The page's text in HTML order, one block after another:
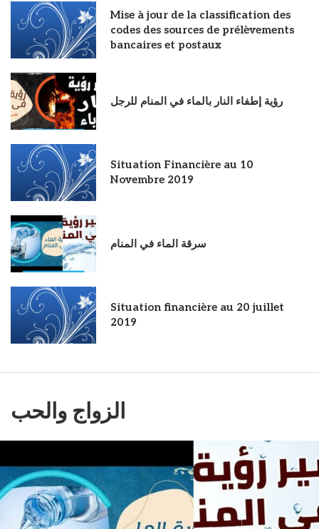
Mise à jour de la classification des
codes des sources de prélèvements
bancaires et postaux
رؤية إطفاء النار بالماء في المنام للرجل
Situation Financière au 10
Novembre 2019
سرقة الماء في المنام
Situation financière au 20 juillet
2019
الزواج والحب